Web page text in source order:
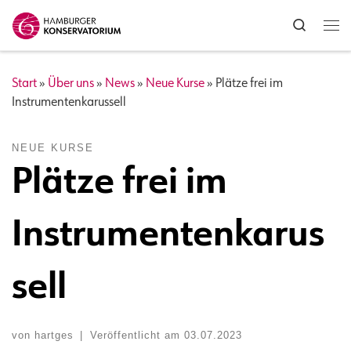
Zum Inhalt springen
Search
Start » Über uns » News » Neue Kurse » Plätze frei im
Instrumentenkarussell
NEUE KURSE
Plätze frei im
Instrumentenkarus
sell
von hartges Veröffentlicht am 03.07.2023